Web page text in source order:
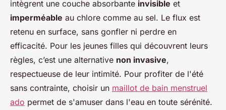
intègrent une couche absorbante invisible et
imperméable au chlore comme au sel. Le flux est
retenu en surface, sans gonfler ni perdre en
efficacité. Pour les jeunes filles qui découvrent leurs
règles, c’est une alternative non invasive,
respectueuse de leur intimité. Pour profiter de l'été
sans contrainte, choisir un maillot de bain menstruel
ado permet de s'amuser dans l'eau en toute sérénité.